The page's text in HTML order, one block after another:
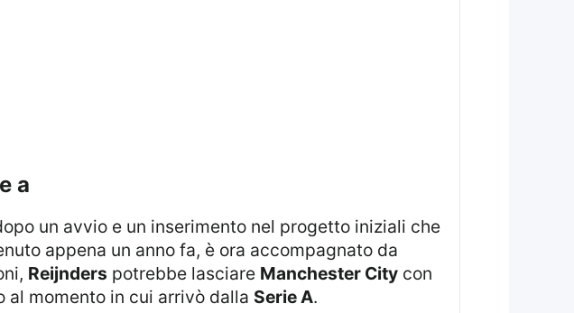
a
appena un anno fa, è ora accompagnato da
Reijnders potrebbe lasciare Manchester Citycon
momento in cui arrivò dalla Serie A.